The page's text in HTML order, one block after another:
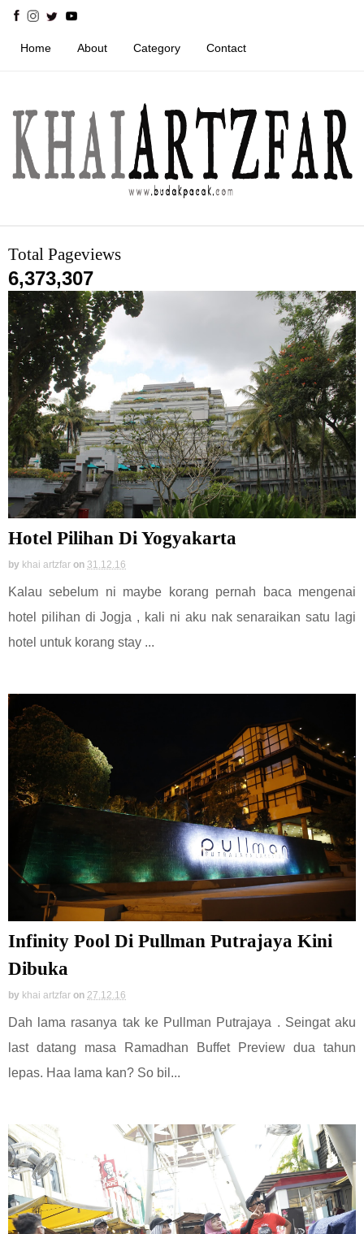
Home About Category Contact
Total Pageviews
6,373,307
Hotel Pilihan Di Yogyakarta
by khai artzfar on 31.12.16
Kalau sebelum ni maybe korang pernah baca mengenai
hotel pilihan di Jogja , kali ni aku nak senaraikan satu lagi
hotel untuk korang stay ...
Infinity Pool Di Pullman Putrajaya Kini
Dibuka
by khai artzfar on 27.12.16
Dah lama rasanya tak ke Pullman Putrajaya . Seingat aku
last datang masa Ramadhan Buffet Preview dua tahun
lepas. Haa lama kan? So bil...